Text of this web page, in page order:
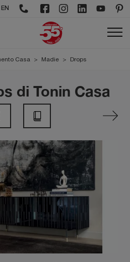
EN
Casa > Madie > Drops
di Tonin Casa